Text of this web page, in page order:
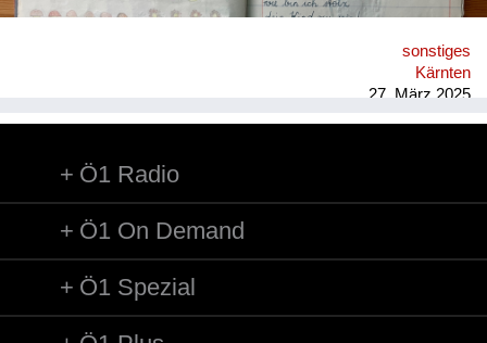
Verbot, wegen Verletzungsgefahr, Gebäuderuinen zu betreten;
gerodelt, auch im nahen Stadtpark; on top im Wohnhaus
wurden Hühner und Hasen gehalten, das Nebenhaus war eine
sonstiges
Kärnten
27. März 2025
Ö1 Radio
Ö1 On Demand
Ö1 Spezial